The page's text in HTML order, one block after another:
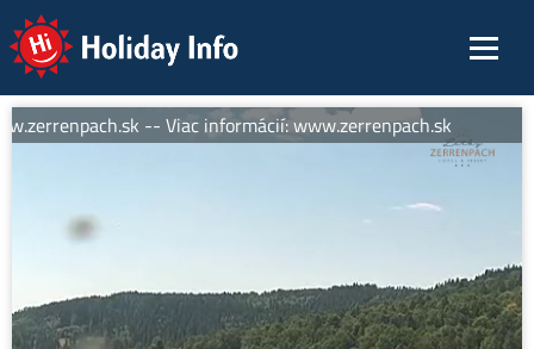
Holiday Info
-- Viac informácií: www.zerrenpach.sk